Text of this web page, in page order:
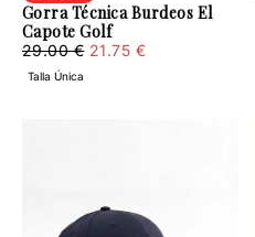
Gorra Técnica Burdeos El
Capote Golf
21.75
€
Regular
price
29.00 € Minimum
21.75 €
Talla Única